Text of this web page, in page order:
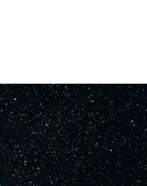
лет упорного
результатом», — с
Cavallino